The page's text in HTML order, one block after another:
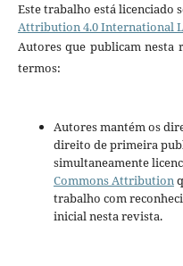
Este trabalho está licenciado
Attribution 4.0 International
Autores que publicam nesta
termos:
Autores mantém os
direito de primeira
simultaneamente
Commons Attribution
trabalho com
inicial nesta revista.